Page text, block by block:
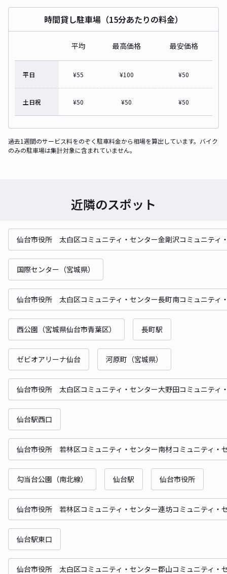
時間貸し駐車場（15分あたりの料金）
平均 最高価格 最安価格
平日 ¥55 ¥100 ¥50
土日祝 ¥50 ¥50 ¥50
過去1週間のサービス料をのぞく駐車料金から相場を算出しています。バイク
のみの駐車場は集計対象に含まれていません。
近隣のスポット
仙台市役所 太白区コミュニティ・センター金剛沢コミュニティ
国際センター（宮城県）
仙台市役所 太白区コミュニティ・センター長町南コミュニティ
西公園（宮城県仙台市青葉区） 長町駅
ゼビオアリーナ仙台 河原町（宮城県）
仙台市役所 太白区コミュニティ・センター大野田コミュニティ
仙台駅西口
仙台市役所 若林区コミュニティ・センター南材コミュニティ・
勾当台公園（南北線） 仙台駅 仙台市役所
仙台市役所 若林区コミュニティ・センター連坊コミュニティ・
仙台駅東口
仙台市役所 太白区コミュニティ・センター郡山コミュニティ・